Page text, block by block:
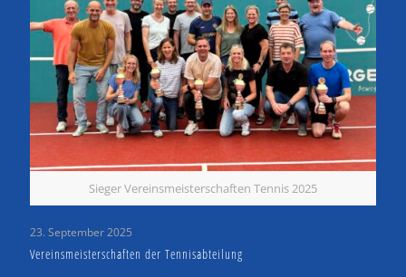
Sieger Vereinsmeisterschaften Tennis 2025
23. September 2025
Vereinsmeisterschaften der Tennisabteilung